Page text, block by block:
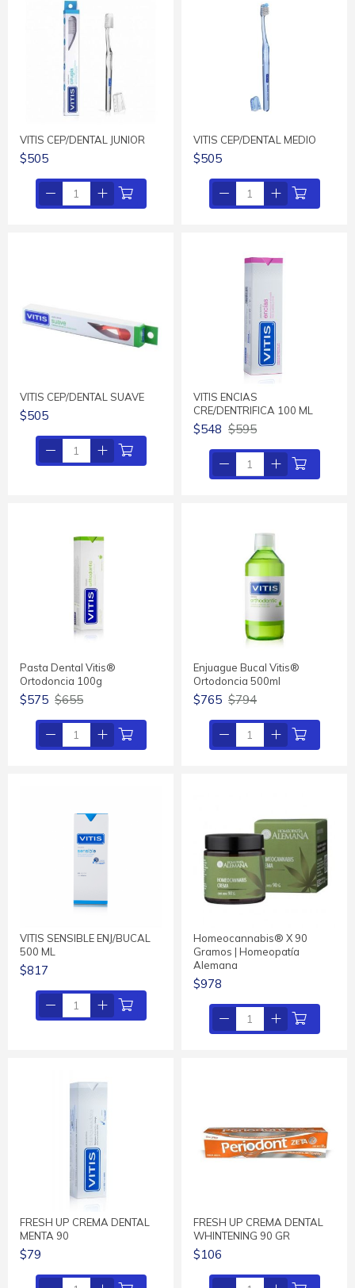
VITIS CEP/DENTAL JUNIOR
$505
VITIS CEP/DENTAL MEDIO
$505
VITIS CEP/DENTAL SUAVE
$505
VITIS ENCIAS
CRE/DENTRIFICA 100 ML
$548 $595
Pasta Dental Vitis®
Ortodoncia 100g
$575 $655
Enjuague Bucal Vitis®
Ortodoncia 500ml
$765 $794
VITIS SENSIBLE ENJ/BUCAL
500 ML
$817
Homeocannabis® X 90
Gramos | Homeopatía
Alemana
$978
FRESH UP CREMA DENTAL
MENTA 90
$79
FRESH UP CREMA DENTAL
WHINTENING 90 GR
$106